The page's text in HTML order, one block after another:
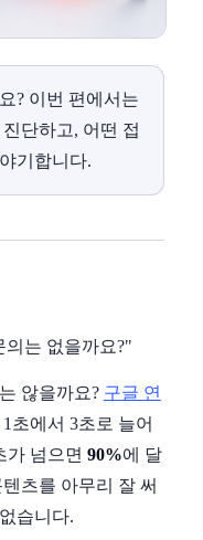
? 이번 편에서는
단하고, 어떤 접
기합니다.
의는 없을까요?"
않을까요? 구글 연
초에서 3초로 늘어
가 넘으면 90%에 달
츠를 아무리 잘 써
습니다.